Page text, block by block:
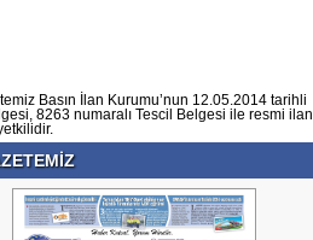
Basın İlan Kurumu’nun 12.05.2014 tarihli
8263 numaralı Tescil Belgesi ile resmi ilan